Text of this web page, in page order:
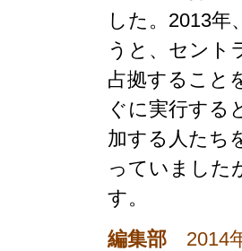
した。2013年
うと、セント
占拠すること
ぐに実行する
加する人たち
っていました
す。
編集部 2014